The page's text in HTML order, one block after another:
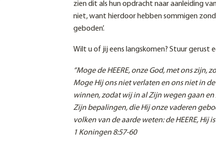
zien dit als hun opdracht naar aanleiding
niet, want hierdoor hebben sommigen
geboden’.
Wilt u of jij eens langskomen? Stuur gerust
“Moge de HEERE, onze God, met ons zijn,
Moge Hij ons niet verlaten en ons niet in
winnen, zodat wij in al Zijn wegen gaan
Zijn bepalingen, die Hij onze vaderen
volken van de aarde weten: de HEERE, Hij
1 Koningen 8:57-60